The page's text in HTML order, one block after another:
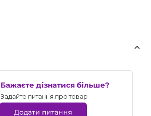
Бажаєте дізнатися більше?
Задайте питання про товар
Додати питання